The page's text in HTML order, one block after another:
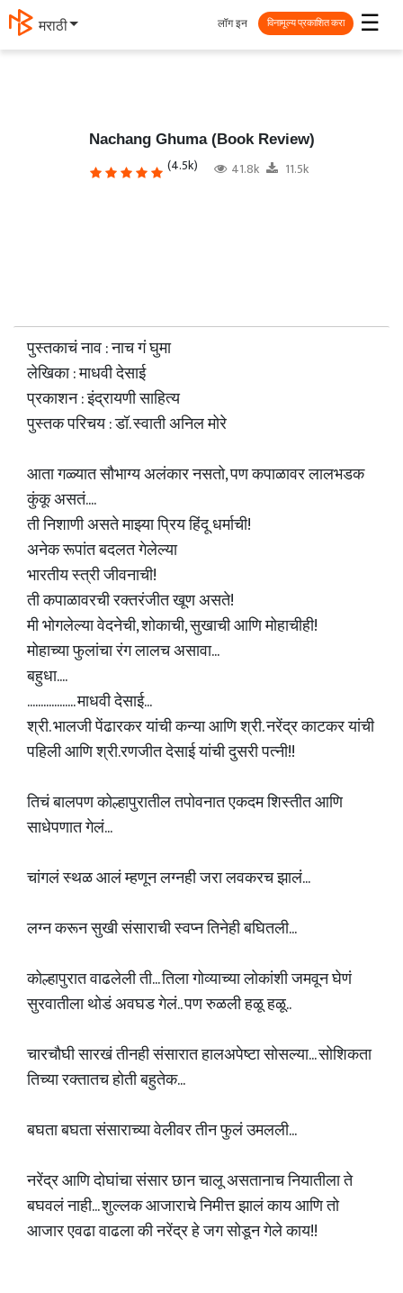
मराठी ☰
लॉग इन विनामूल्य प्रकाशित करा
Nachang Ghuma (Book Review)
(4.5k) 41.8k 11.5k
पुस्तकाचं नाव : नाच गं घुमा
लेखिका : माधवी देसाई
प्रकाशन : इंद्रायणी साहित्य
पुस्तक परिचय : डॉ. स्वाती अनिल मोरे
आता गळ्यात सौभाग्य अलंकार नसतो, पण कपाळावर लालभडक
कुंकू असतं....
ती निशाणी असते माझ्या प्रिय हिंदू धर्माची!
अनेक रूपांत बदलत गेलेल्या
भारतीय स्त्री जीवनाची!
ती कपाळावरची रक्तरंजीत खूण असते!
मी भोगलेल्या वेदनेची, शोकाची, सुखाची आणि मोहाचीही!
मोहाच्या फुलांचा रंग लालच असावा...
बहुधा....
.................. माधवी देसाई...
श्री. भालजी पेंढारकर यांची कन्या आणि श्री. नरेंद्र काटकर यांची
पहिली आणि श्री.रणजीत देसाई यांची दुसरी पत्नी!!
तिचं बालपण कोल्हापुरातील तपोवनात एकदम शिस्तीत आणि
साधेपणात गेलं...
चांगलं स्थळ आलं म्हणून लग्नही जरा लवकरच झालं...
लग्न करून सुखी संसाराची स्वप्न तिनेही बघितली...
कोल्हापुरात वाढलेली ती... तिला गोव्याच्या लोकांशी जमवून घेणं
सुरवातीला थोडं अवघड गेलं.. पण रुळली हळू हळू..
चारचौघी सारखं तीनही संसारात हालअपेष्टा सोसल्या... सोशिकता
तिच्या रक्तातच होती बहुतेक...
बघता बघता संसाराच्या वेलीवर तीन फुलं उमलली...
नरेंद्र आणि दोघांचा संसार छान चालू असतानाच नियातीला ते
बघवलं नाही... शुल्लक आजाराचे निमीत्त झालं काय आणि तो
आजार एवढा वाढला की नरेंद्र हे जग सोडून गेले काय!!